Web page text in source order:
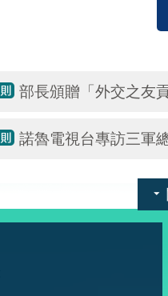
部長頒贈「外交之友
諾魯電視台專訪三軍